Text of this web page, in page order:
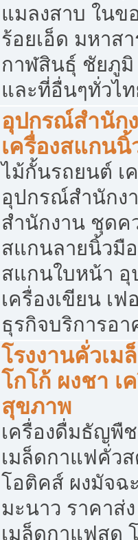
แมลงสาบ ใน
ร้อยเอ็ด มหาส
กาฬสินธุ์ ชัยภู
และที่อื่นๆทั่วไ
อุปกรณ์สำนัก
เครื่องสแกนนิ้
ไม้กั้นรถยนต์ เ
อุปกรณ์สำนักง
สำนักงาน ชุดค
สแกนลายนิ้วมื
สแกนใบหน้า
เครื่องเขียน เ
ธุรกิจบริการอ
โรงงานคั่วเม
โกโก้ ผงชา เ
สุขภาพ
เครื่องดื่มธัญพื
เมล็ดกาแฟคั่ว
โอติคส์ ผงมัจฉ
มะนาว ราคาส่
เมล็ดกาแฟสด